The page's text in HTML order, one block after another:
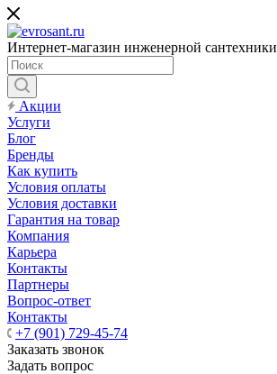
Интернет-магазин инженерной сантехники
Акции
Услуги
Блог
Бренды
Как купить
Условия оплаты
Условия доставки
Гарантия на товар
Компания
Карьера
Контакты
Партнеры
Вопрос-ответ
Контакты
+7 (901) 729-45-74
Заказать звонок
Задать вопрос